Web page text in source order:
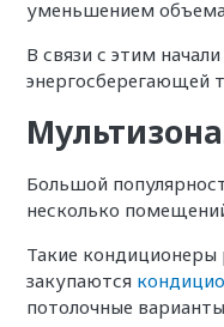
уменьшением объема
В связи с этим
энергосберегающей
Большой
несколько
Такие кондиционеры
закупаются
потолочные